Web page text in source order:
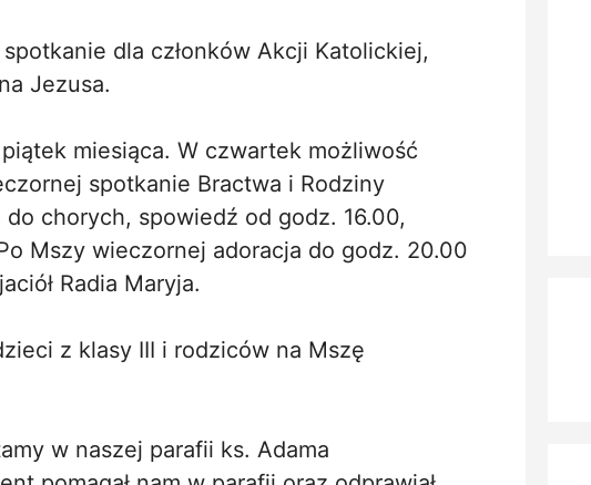
dla członków Akcji Katolickiej,
Jezusa.
miesiąca. W czwartek możliwość
spotkanie Bractwa i Rodziny
chorych, spowiedź od godz. 16.00,
Mszy wieczornej adoracja do godz. 20.00
Radia Maryja.
z klasy III i rodziców na Mszę
w naszej parafii ks. Adama